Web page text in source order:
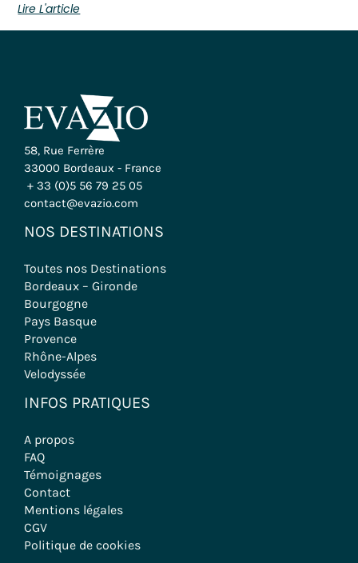
Lire L'article
58, Rue Ferrère
33000 Bordeaux - France
+ 33 (0)5 56 79 25 05
contact@evazio.com
NOS DESTINATIONS
Toutes nos Destinations
Bordeaux – Gironde
Bourgogne
Pays Basque
Provence
Rhône-Alpes
Velodyssée
INFOS PRATIQUES
A propos
FAQ
Témoignages
Contact
Mentions légales
CGV
Politique de cookies